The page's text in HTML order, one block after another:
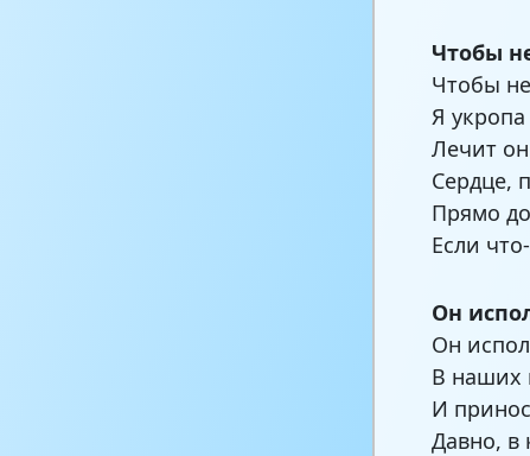
Чтобы
Чтобы
Я
Лечит
Сердце,
Прямо
Если
Он
Он
В наших
И
Давно, в